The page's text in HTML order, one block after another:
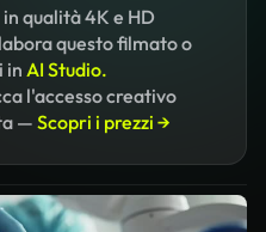
qualità 4K e HD
questo filmato o
in AI Studio.
l'accesso creativo
— Scopri i prezzi →